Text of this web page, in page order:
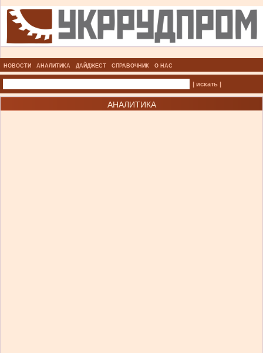
НОВОСТИ АНАЛИТИКА ДАЙДЖЕСТ СПРАВОЧНИК О НАС
| искать |
АНАЛИТИКА